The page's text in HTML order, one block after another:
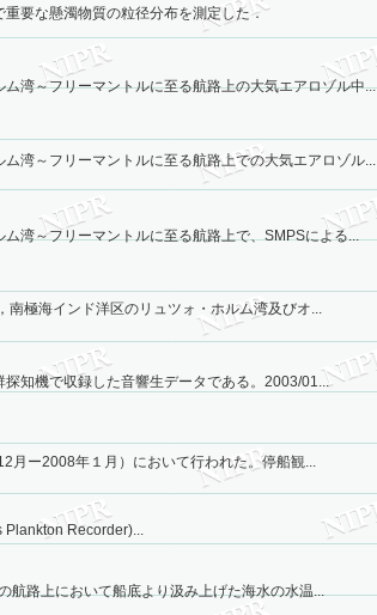
要な懸濁物質の粒径分布を測定した．
湾～フリーマントルに至る航路上の大気エアロゾル中...
湾～フリーマントルに至る航路上での大気エアロゾル...
湾～フリーマントルに至る航路上で、SMPSによる...
極海インド洋区のリュツォ・ホルム湾及びオ...
知機で収録した音響生データである。2003/01...
月ー2008年１月）において行われた。停船観...
Plankton Recorder)...
航路上において船底より汲み上げた海水の水温...